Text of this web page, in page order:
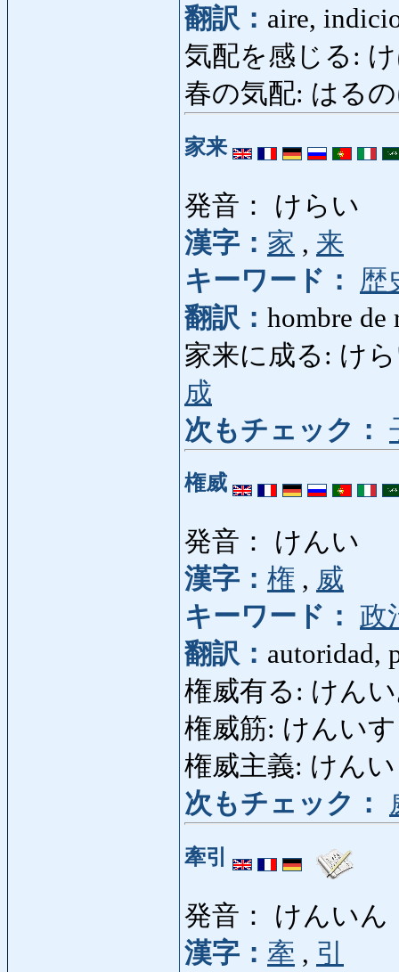
翻訳： aire,
気配を感じる:
春の気配: はるの
家来
発音： けらい
漢字： 家 , 来
キーワード：
歴
翻訳： hombre de
家来に成る: けら
成
次もチェック：
権威
発音： けんい
漢字： 権 , 威
キーワード： 政
翻訳： autoridad,
権威有る: けん
権威筋: けんいす
権威主義: けん
次もチェック：
牽引
発音： けんいん
漢字： 牽 , 引